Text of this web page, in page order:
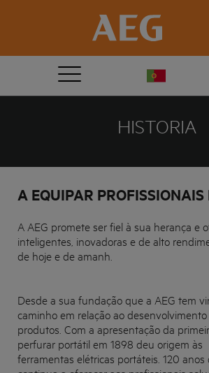
HISTORIA
A EQUIPAR PROFISSIONAIS
A AEG promete ser fiel à sua herança e
inteligentes, inovadoras e de alto
de hoje e de amanh.
Desde a sua fundação que a AEG tem
caminho em relação ao
produtos. Com a apresentação da
perfurar portátil em 1898 deu origem às
ferramentas elétricas portáteis. 120 anos